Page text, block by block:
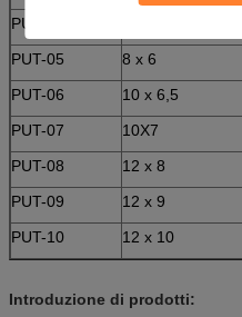
PUT-04
PUT-05
8 x 6
PUT-06
10 x 6,5
PUT-07
10X7
PUT-08
12 x 8
PUT-09
12 x 9
PUT-10
12 x 10
Introduzione di prodotti: